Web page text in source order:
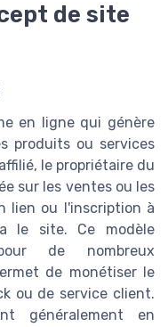
de site
en ligne qui génère
produits ou services
le propriétaire du
sur les ventes ou les
lien ou l'inscription à
le site. Ce modèle
de nombreux
de monétiser le
ou de service client.
généralement en